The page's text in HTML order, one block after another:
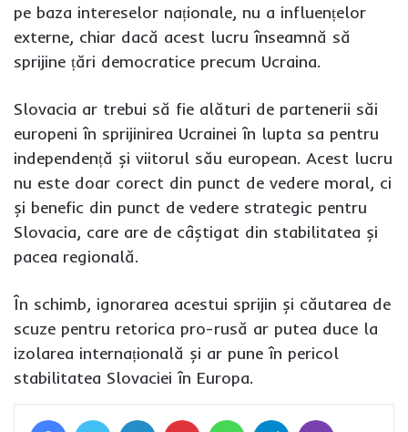
pe baza intereselor naționale, nu a influențelor
externe, chiar dacă acest lucru înseamnă să
sprijine țări democratice precum Ucraina.
Slovacia ar trebui să fie alături de partenerii săi
europeni în sprijinirea Ucrainei în lupta sa pentru
independență și viitorul său european. Acest lucru
nu este doar corect din punct de vedere moral, ci
și benefic din punct de vedere strategic pentru
Slovacia, care are de câștigat din stabilitatea și
pacea regională.
În schimb, ignorarea acestui sprijin și căutarea de
scuze pentru retorica pro-rusă ar putea duce la
izolarea internațională și ar pune în pericol
stabilitatea Slovaciei în Europa.
FacebookTwitter LinkedIn Pinterest WhatsAppTelegram